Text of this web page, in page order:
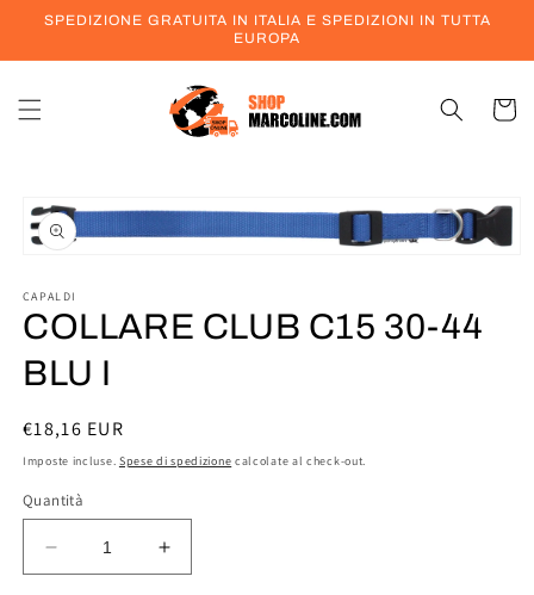
direttamente
SPEDIZIONE GRATUITA IN ITALIA E SPEDIZIONI IN TUTTA
EUROPA
Carrello
informazioni
sul prodotto
multimediali
1
in
modale
CAPALDI
COLLARE CLUB C15 30-44
BLU I
Prezzo
di
€18,16 EUR
Imposte incluse. Spese di spedizione calcolate al check-out.
Quantità
Diminuisci
quantità
Aumenta
quantità